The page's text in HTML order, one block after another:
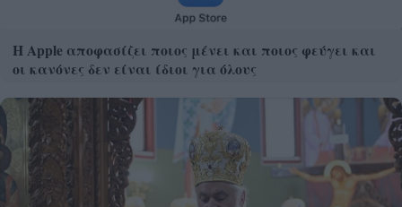
Η Apple αποφασίζει ποιος μένει και ποιος φεύγει και
οι κανόνες δεν είναι ίδιοι για όλους